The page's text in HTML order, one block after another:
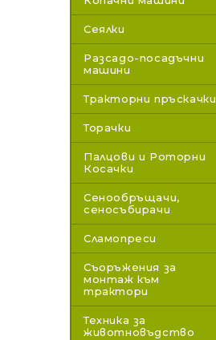
Сеялки
Разсадо-посадъчни
машини
Тракторни пръскачки
Торачки
Палцови и Роторни
Косачки
Сенообръщачи,
сеносъбирачи
Сламопреси
Съоръжения за
монтаж към
трактори
Техника за
животновъдство